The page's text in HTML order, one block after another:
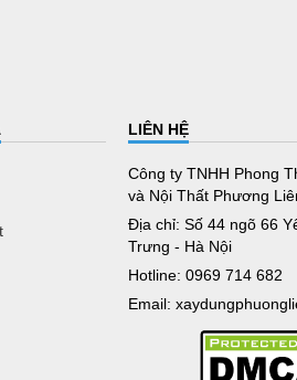
LIÊN HỆ
Công ty TNHH Phong
và Nội Thất Phương
Địa chỉ: Số 44 ngõ 66
Trưng - Hà Nội
Hotline: 0969 714 682
Email: